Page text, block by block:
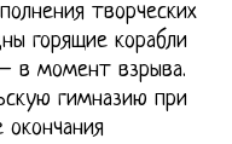
творческих
горящие корабли
в момент взрыва.
гимназию при
окончания